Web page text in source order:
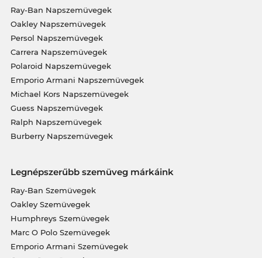
Ray-Ban Napszemüvegek
Oakley Napszemüvegek
Persol Napszemüvegek
Carrera Napszemüvegek
Polaroid Napszemüvegek
Emporio Armani Napszemüvegek
Michael Kors Napszemüvegek
Guess Napszemüvegek
Ralph Napszemüvegek
Burberry Napszemüvegek
Legnépszerűbb szemüveg márkáink
Ray-Ban Szemüvegek
Oakley Szemüvegek
Humphreys Szemüvegek
Marc O Polo Szemüvegek
Emporio Armani Szemüvegek